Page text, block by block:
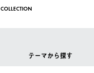
COLLECTION
テーマから探す